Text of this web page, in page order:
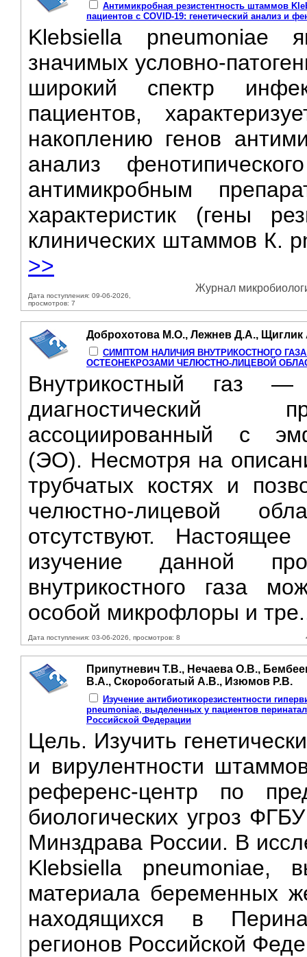
Антимикробная резистентность штаммов
пациентов с COVID-19: генетический анализ и
Klebsiella pneumoniae
значимых условно-
широкий спектр
пациентов,
накоплению генов
анализ
антимикробным
характеристик (гены
клинических штаммов К.
>>
Дата поступления: 09-06-2026,
просмотров: 7
Журнал
Доброхотова М.О., Лежнев Д.А., Щиглик
СИМПТОМ НАЛИЧИЯ ВНУТРИКОСТНОГО
ОСТЕОНЕКРОЗАМИ ЧЕЛЮСТНО-ЛИЦЕВОЙ
Внутрикостный газ
диагностический
ассоциированный с
(ЭО). Несмотря на
трубчатых костях и
челюстно-лицевой
отсутствуют.
изучение данной
внутрикостного газа
особой микрофлоры и
Дата поступления: 03-06-2026, просмотров: 8
Припутневич Т.В., Нечаева О.В.,
В.А., Скоробогатый А.В., Изюмов Р.В.
Изучение антибиотикорезистентности
pneumoniae, выделенных у пациентов
Российской Федерации
Цель. Изучить
и вирулентности
референс-центр по
биологических угроз
Минздрава России. В
Klebsiella pneumoniae,
материала беременных
находящихся в
регионов Российской